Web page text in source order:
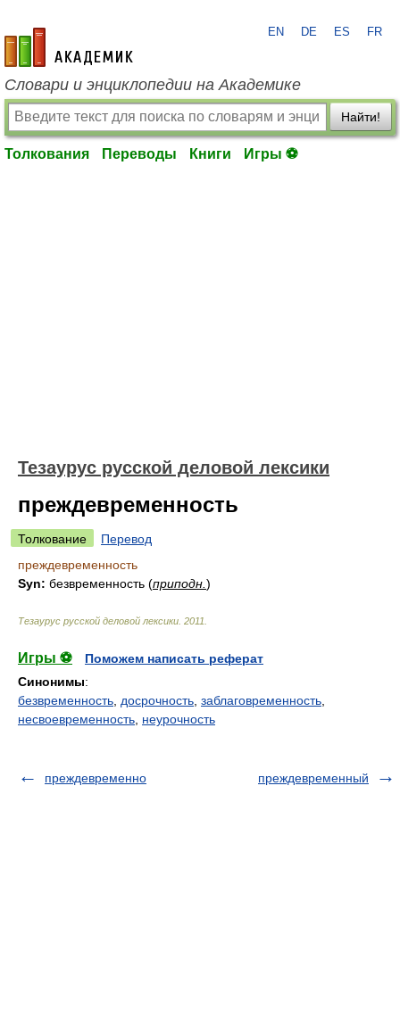
academic.ru
EN DE ES FR
Словари и энциклопедии на Академике
Найти!
Толкования Переводы Книги Игры ⚽
Тезаурус русской деловой лексики
преждевременность
Толкование
Перевод
преждевременность
Syn: безвременность (приподн. )
Тезаурус русской деловой лексики 2011
Игры ⚽
Поможем написать реферат
Синонимы:
безвременность досрочность заблаговременность
несвоевременность неурочность
преждевременно преждевременный